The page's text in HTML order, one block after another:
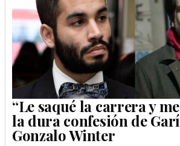
“Le saqué la carrera y
la dura confesión de
Gonzalo Winter